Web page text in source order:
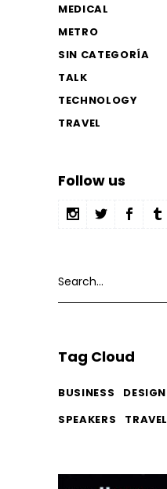
MEDICAL
METRO
SIN CATEGORÍA
TALK
TECHNOLOGY
TRAVEL
Follow us
for:
Tag Cloud
BUSINESS DESIGN
SPEAKERS
TRAVEL